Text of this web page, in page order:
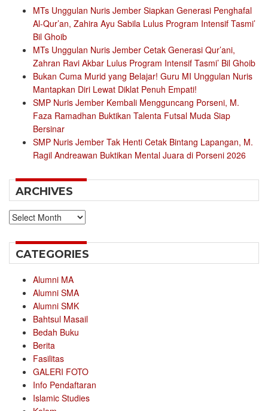
MTs Unggulan Nuris Jember Siapkan Generasi Penghafal
Al-Qur’an, Zahira Ayu Sabila Lulus Program Intensif Tasmi’
Bil Ghoib
MTs Unggulan Nuris Jember Cetak Generasi Qur’ani,
Zahran Ravi Akbar Lulus Program Intensif Tasmi’ Bil Ghoib
Bukan Cuma Murid yang Belajar! Guru MI Unggulan Nuris
Mantapkan Diri Lewat Diklat Penuh Empati!
SMP Nuris Jember Kembali Mengguncang Porseni, M.
Faza Ramadhan Buktikan Talenta Futsal Muda Siap
Bersinar
SMP Nuris Jember Tak Henti Cetak Bintang Lapangan, M.
Ragil Andreawan Buktikan Mental Juara di Porseni 2026
ARCHIVES
Archives
CATEGORIES
Alumni MA
Alumni SMA
Alumni SMK
Bahtsul Masail
Bedah Buku
Berita
Fasilitas
GALERI FOTO
Info Pendaftaran
Islamic Studies